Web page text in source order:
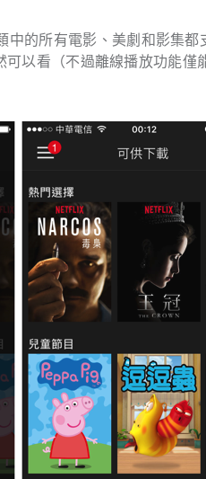
中的所有電影、美劇和影集
以看（不過離線播放功能僅